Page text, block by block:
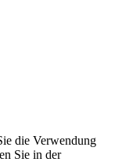
die Verwendung
Sie in der